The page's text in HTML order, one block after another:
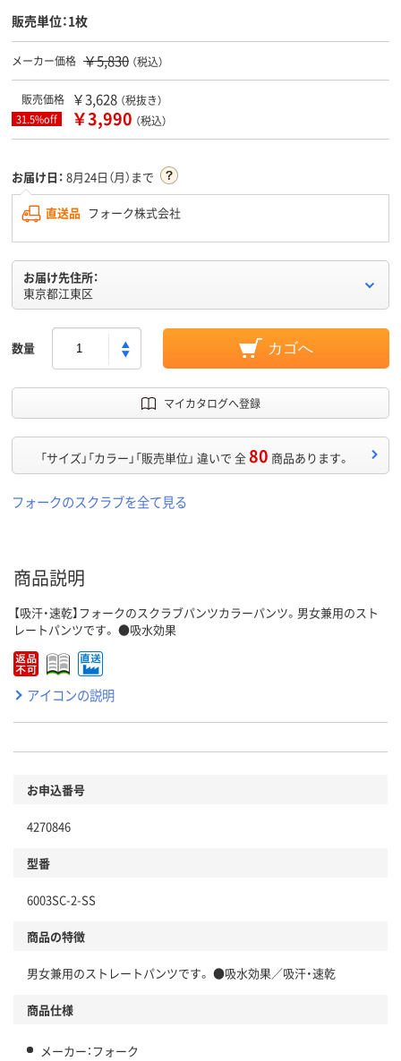
販売単位：1枚
メーカー価格 ￥5,830 （税込）
販売価格 ￥3,628 （税抜き）
31.5%off ￥3,990 （税込）
お届け日： 8月24日（月）まで
直送品 フォーク株式会社
お届け先住所：
東京都江東区
数量 カゴへ
マイカタログへ登録
「サイズ」「カラー」「販売単位」 違いで 全80 商品あります。
フォークのスクラブを全て見る
商品説明
【吸汗・速乾】フォークのスクラブパンツカラーパンツ。男女兼用のスト
レートパンツです。 ●吸水効果
アイコンの説明
お申込番号
4270846
型番
6003SC-2-SS
商品の特徴
男女兼用のストレートパンツです。 ●吸水効果／吸汗・速乾
商品仕様
メーカー：フォーク